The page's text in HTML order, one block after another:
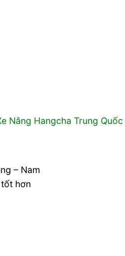
Nâng Hangcha Trung Quốc
– Nam
hơn